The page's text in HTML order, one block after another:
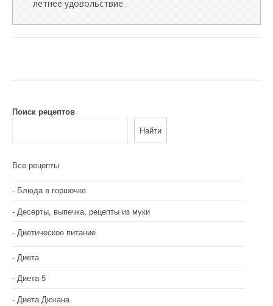
летнее удовольствие.
Поиск рецептов
Найти
Все рецепты
Блюда в горшочке
Десерты, выпечка, рецепты из муки
Диетическое питание
Диета
Диета 5
Диета Дюкана